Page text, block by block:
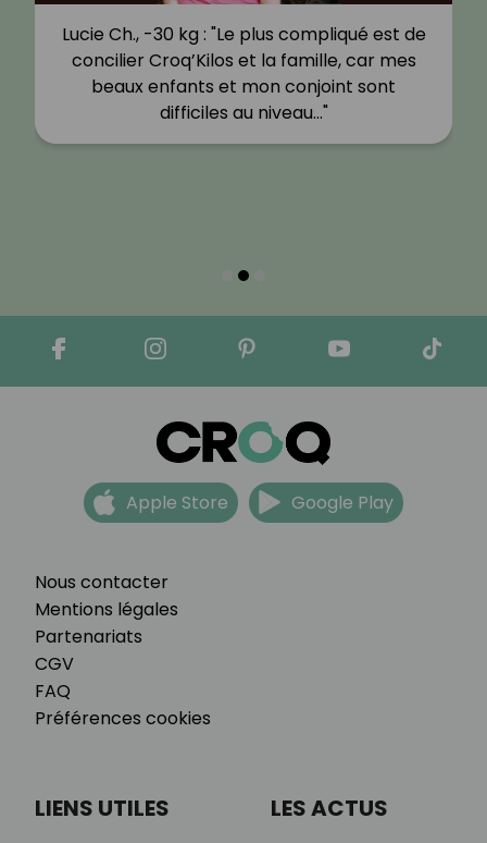
Lucie Ch., -30 kg : "Le plus compliqué est de
concilier Croq’Kilos et la famille, car mes
beaux enfants et mon conjoint sont
difficiles au niveau…"
Nous contacter
Mentions légales
Partenariats
CGV
FAQ
Préférences cookies
Apple Store Google Play
LIENS UTILES LES ACTUS